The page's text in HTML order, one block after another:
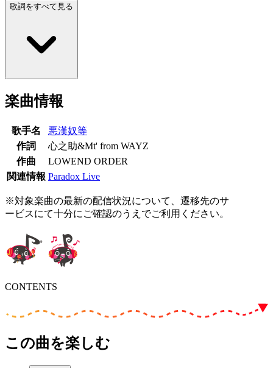
歌詞をすべて見る
楽曲情報
歌手名
悪漢奴等
作詞
心之助&Mt' from WAYZ
作曲
LOWEND ORDER
関連情報 Paradox Live
※対象楽曲の最新の配信状況について、遷移先のサ
ービスにて十分にご確認のうえでご利用ください。
CONTENTS
この曲を楽しむ